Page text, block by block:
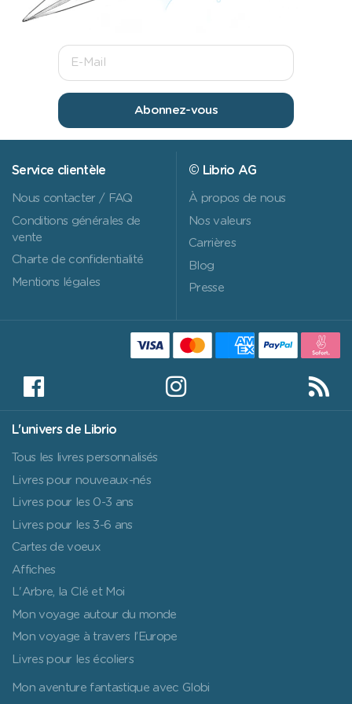
Abonnez-vous
Service clientèle
Nous contacter / FAQ
Conditions générales de
vente
Charte de confidentialité
Mentions légales
© Librio AG
À propos de nous
Nos valeurs
Carrières
Blog
Presse
L'univers de Librio
Tous les livres personnalisés
Livres pour nouveaux-nés
Livres pour les 0-3 ans
Livres pour les 3-6 ans
Cartes de voeux
Affiches
L'Arbre, la Clé et Moi
Mon voyage autour du monde
Mon voyage à travers l’Europe
Livres pour les écoliers
Mon aventure fantastique avec Globi